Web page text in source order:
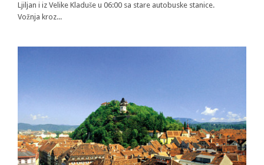
Ljiljan i iz Velike Kladuše u 06:00 sa stare autobuske stanice.
Vožnja kroz...